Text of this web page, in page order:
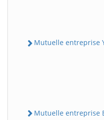
Mutuelle entreprise
Mutuelle entreprise